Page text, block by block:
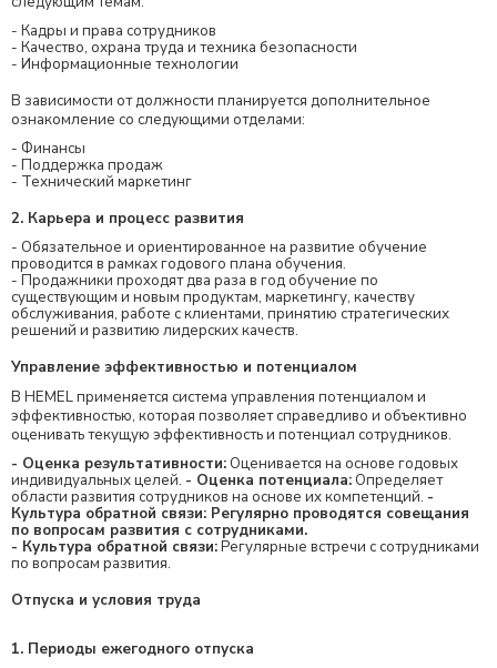
- Кадры и права сотрудников
- Качество, охрана труда и техника безопасности
- Информационные технологии
В зависимости от должности планируется дополнительное
ознакомление со следующими отделами:
- Финансы
- Поддержка продаж
- Технический маркетинг
2. Карьера и процесс развития
- Обязательное и ориентированное на развитие обучение
проводится в рамках годового плана обучения.
- Продажники проходят два раза в год обучение по
существующим и новым продуктам, маркетингу, качеству
обслуживания, работе с клиентами, принятию стратегических
решений и развитию лидерских качеств.
Управление эффективностью и потенциалом
В HEMEL применяется система управления потенциалом и
эффективностью, которая позволяет справедливо и объективно
оценивать текущую эффективность и потенциал сотрудников.
- Оценка результативности: Оценивается на основе годовых
индивидуальных целей. - Оценка потенциала: Определяет
области развития сотрудников на основе их компетенций. -
Культура обратной связи: Регулярно проводятся совещания
по вопросам развития с сотрудниками.
- Культура обратной связи:Регулярные встречи с сотрудниками
по вопросам развития.
Отпуска и условия труда
1. Периоды ежегодного отпуска